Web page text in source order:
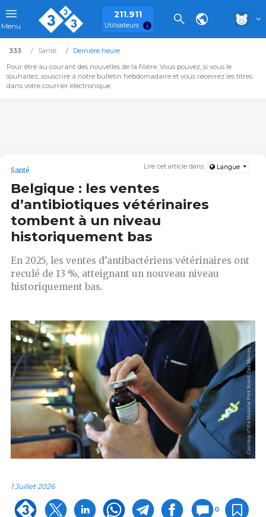
Menu
211.911
Utilisateurs
333 Santé
Dernière heure
Pour être au courant des nouvelles de la filière. Vous pouvez, si vous le
souhaitez, souscrire à notre bulletin hebdomadaire et vous recevrez les titres
dans votre courrier électronique.
Lire cet article dans: Langue
Santé
Belgique : les ventes
d’antibiotiques vétérinaires
tombent à un niveau
historiquement bas
En 2025, les ventes d’antibactériens vétérinaires ont
reculé de 13 %, atteignant un nouveau niveau
historiquement bas.
1 Juillet 2026
0